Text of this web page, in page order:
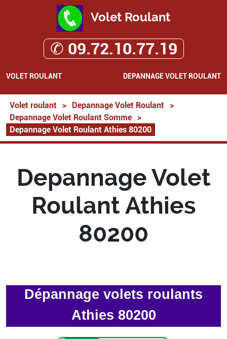
Volet Roulant
✆ 09.72.10.77.19
VOLET ROULANT DEPANNAGE VOLET ROULANT
Volet roulant > Depannage Volet Roulant
>
Depannage Volet Roulant Somme
>
Depannage Volet Roulant Athies 80200
Depannage Volet
Roulant Athies
80200
Dépannage volets roulants
Athies 80200